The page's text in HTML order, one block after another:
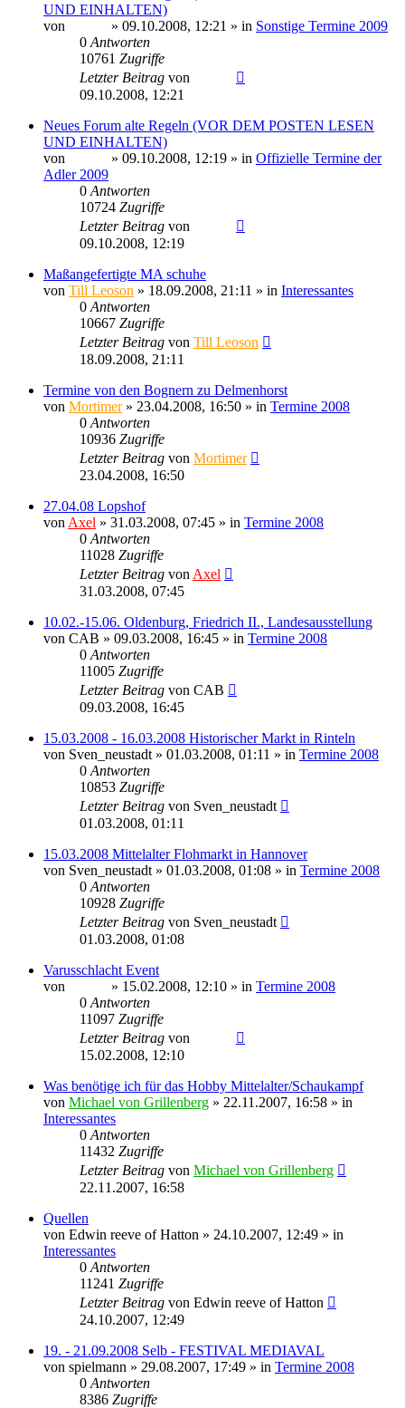
UND EINHALTEN)
von
» 09.10.2008, 12:21 » in Sonstige Termine 2009
0 Antworten
10761 Zugriffe
Letzter Beitrag von
09.10.2008, 12:21
Neues Forum alte Regeln (VOR DEM POSTEN LESEN
UND EINHALTEN)
von
» 09.10.2008, 12:19 » in Offizielle Termine der
Adler 2009
0 Antworten
10724 Zugriffe
Letzter Beitrag von
09.10.2008, 12:19
Maßangefertigte MA schuhe
von Till Leoson » 18.09.2008, 21:11 » in Interessantes
0 Antworten
10667 Zugriffe
Letzter Beitrag von Till Leoson
18.09.2008, 21:11
Termine von den Bognern zu Delmenhorst
von Mortimer» 23.04.2008, 16:50 » in Termine 2008
0 Antworten
10936 Zugriffe
Letzter Beitrag von Mortimer
23.04.2008, 16:50
27.04.08 Lopshof
von Axel » 31.03.2008, 07:45 » in Termine 2008
0 Antworten
11028 Zugriffe
Letzter Beitrag von Axel
31.03.2008, 07:45
10.02.-15.06. Oldenburg, Friedrich II., Landesausstellung
von CAB » 09.03.2008, 16:45 » in Termine 2008
0 Antworten
11005 Zugriffe
Letzter Beitrag von CAB
09.03.2008, 16:45
15.03.2008 - 16.03.2008 Historischer Markt in Rinteln
von Sven_neustadt » 01.03.2008, 01:11 » in Termine 2008
0 Antworten
10853 Zugriffe
Letzter Beitrag von Sven_neustadt
01.03.2008, 01:11
15.03.2008 Mittelalter Flohmarkt in Hannover
von Sven_neustadt » 01.03.2008, 01:08 » in Termine 2008
0 Antworten
10928 Zugriffe
Letzter Beitrag von Sven_neustadt
01.03.2008, 01:08
Varusschlacht Event
von
» 15.02.2008, 12:10 » in Termine 2008
0 Antworten
11097 Zugriffe
Letzter Beitrag von
15.02.2008, 12:10
Was benötige ich für das Hobby Mittelalter/Schaukampf
von Michael von Grillenberg » 22.11.2007, 16:58 » in
Interessantes
0 Antworten
11432 Zugriffe
Letzter Beitrag von Michael von Grillenberg
22.11.2007, 16:58
Quellen
von Edwin reeve of Hatton » 24.10.2007, 12:49 » in
Interessantes
0 Antworten
11241 Zugriffe
Letzter Beitrag von Edwin reeve of Hatton
24.10.2007, 12:49
19. - 21.09.2008 Selb - FESTIVAL MEDIAVAL
von spielmann » 29.08.2007, 17:49 » in Termine 2008
0 Antworten
8386 Zugriffe